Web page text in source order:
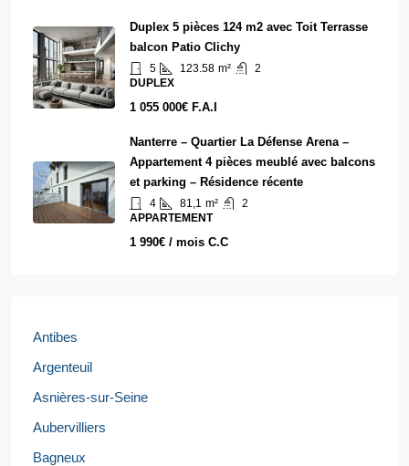
Duplex 5 pièces 124 m2 avec Toit Terrasse
balcon Patio Clichy
5 123.58 m²
2
DUPLEX
1 055 000€ F.A.I
Nanterre – Quartier La Défense Arena –
Appartement 4 pièces meublé avec balcons
et parking – Résidence récente
4 81,1 m²
2
APPARTEMENT
1 990€ / mois C.C
Antibes
Argenteuil
Asnières-sur-Seine
Aubervilliers
Bagneux